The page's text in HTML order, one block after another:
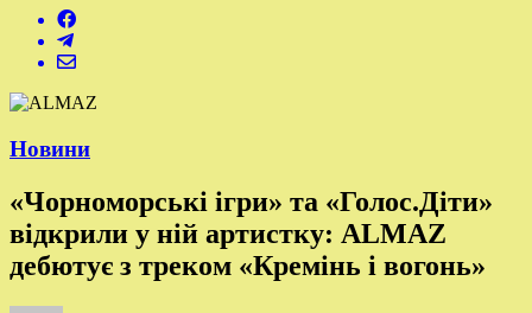
Новини
«Чорноморські ігри» та «Голос.Діти»
відкрили у ній артистку: ALMAZ
дебютує з треком «Кремінь і вогонь»